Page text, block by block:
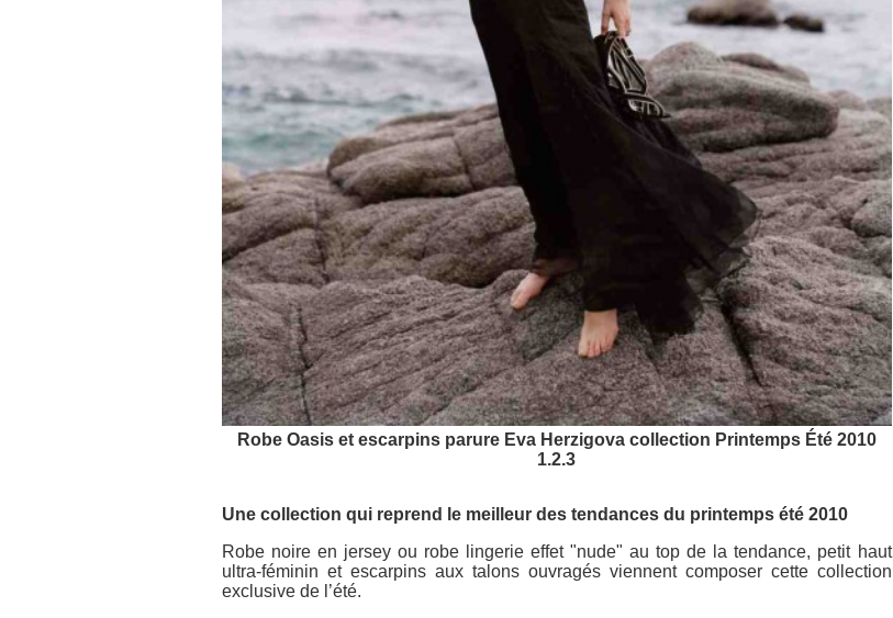
Robe Oasis et escarpins parure Eva Herzigova collection Printemps Été 2010
1.2.3
Une collection qui reprend le meilleur des tendances du printemps été 2010
Robe noire en jersey ou robe lingerie effet "nude" au top de la tendance, petit haut
ultra-féminin et escarpins aux talons ouvragés viennent composer cette collection
exclusive de l’été.